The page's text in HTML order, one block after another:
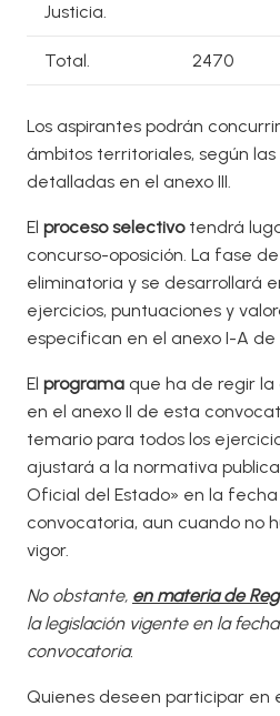
Justicia.
Total. 2470
Los aspirantes podrán
ámbitos territoriales, según
detalladas en el anexo III.
El proceso selectivotendrá
concurso-oposición. La fase
eliminatoria y se desarrollará
ejercicios, puntuaciones y
especifican en el anexo I-A
El programa que ha de regir la
en el anexo II de esta
temario para todos los
ajustará a la normativa
Oficial del Estado» en la
convocatoria, aun cuando no
vigor.
No obstante, en materia de
la legislación vigente en la
convocatoria.
Quienes deseen participar en